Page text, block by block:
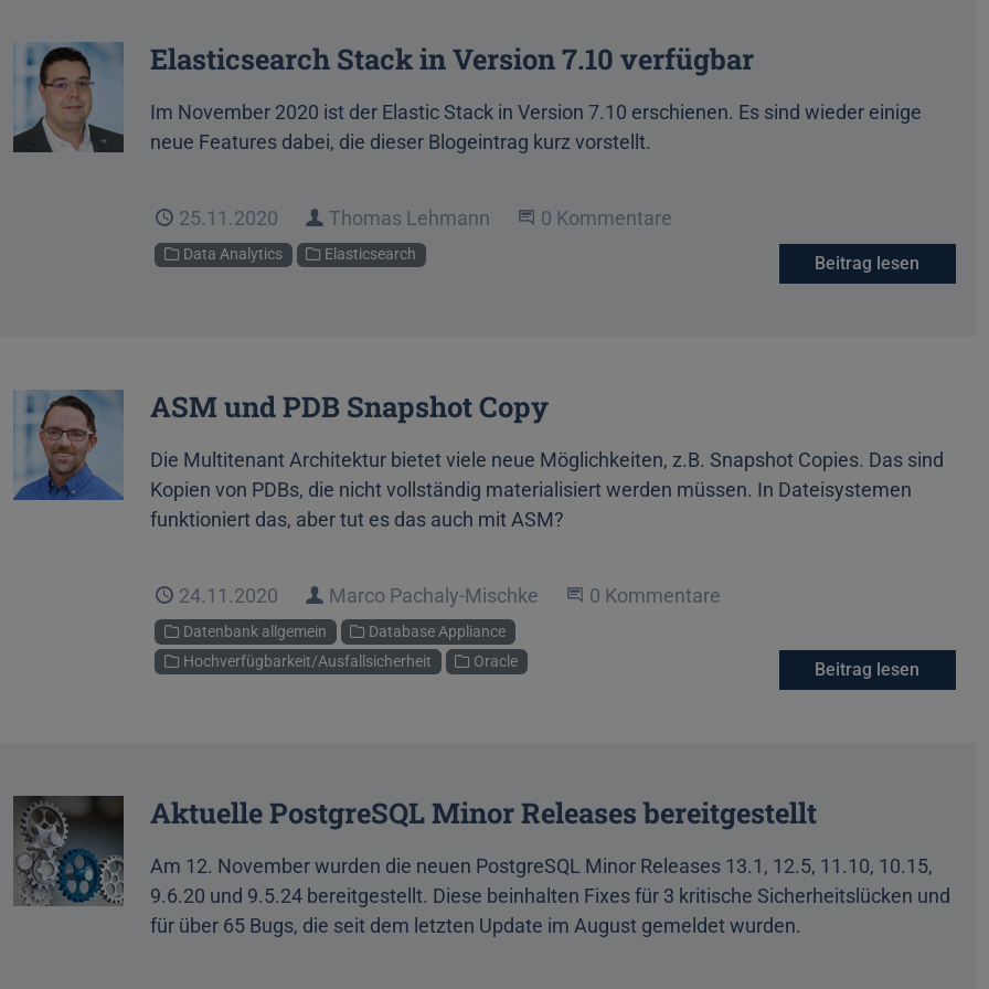
Elasticsearch Stack in Version 7.10 verfügbar
Im November 2020 ist der Elastic Stack in Version 7.10 erschienen. Es sind wieder einige
neue Features dabei, die dieser Blogeintrag kurz vorstellt.
Veröffentlicht
25.11.2020 Autor
Thomas Lehmann Beginne eine Unterhaltung
0 Kommentare
Kategorien
Data Analytics Elasticsearch Beitrag lesen
ASM und PDB Snapshot Copy
Die Multitenant Architektur bietet viele neue Möglichkeiten, z.B. Snapshot Copies. Das sind
Kopien von PDBs, die nicht vollständig materialisiert werden müssen. In Dateisystemen
funktioniert das, aber tut es das auch mit ASM?
Veröffentlicht
24.11.2020 Autor
Marco Pachaly-Mischke Beginne eine Unterhaltung
0 Kommentare
Kategorien
Datenbank allgemein
Database Appliance
Hochverfügbarkeit/Ausfallsicherheit
Oracle Beitrag lesen
Aktuelle PostgreSQL Minor Releases bereitgestellt
Am 12. November wurden die neuen PostgreSQL Minor Releases 13.1, 12.5, 11.10, 10.15,
9.6.20 und 9.5.24 bereitgestellt. Diese beinhalten Fixes für 3 kritische Sicherheitslücken und
für über 65 Bugs, die seit dem letzten Update im August gemeldet wurden.